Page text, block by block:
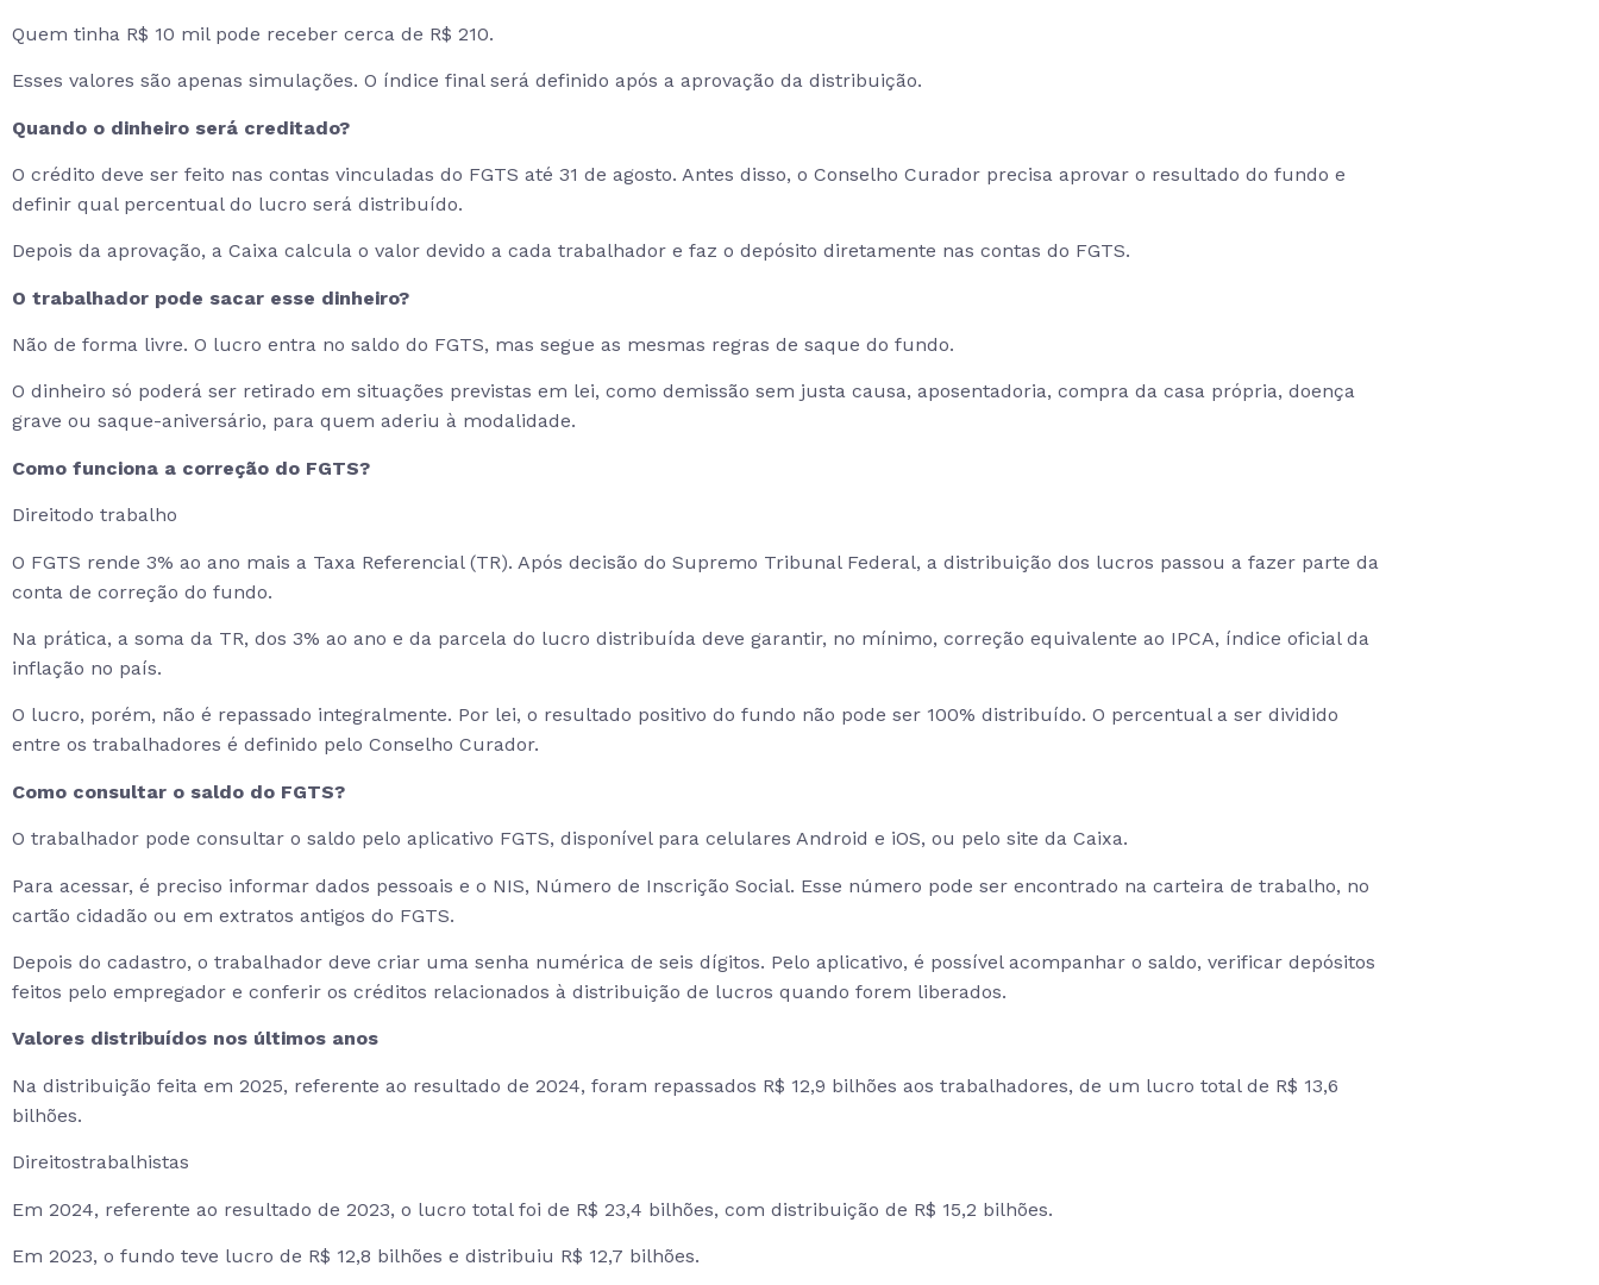
Quem tinha R$ 10 mil pode receber cerca de R$ 210.
Esses valores são apenas simulações. O índice final será definido após a aprovação da distribuição.
Quando o dinheiro será creditado?
O crédito deve ser feito nas contas vinculadas do FGTS até 31 de agosto. Antes disso, o Conselho Curador precisa aprovar o resultado do fundo e
definir qual percentual do lucro será distribuído.
Depois da aprovação, a Caixa calcula o valor devido a cada trabalhador e faz o depósito diretamente nas contas do FGTS.
O trabalhador pode sacar esse dinheiro?
Não de forma livre. O lucro entra no saldo do FGTS, mas segue as mesmas regras de saque do fundo.
O dinheiro só poderá ser retirado em situações previstas em lei, como demissão sem justa causa, aposentadoria, compra da casa própria, doença
grave ou saque-aniversário, para quem aderiu à modalidade.
Como funciona a correção do FGTS?
Direitodo trabalho
O FGTS rende 3% ao ano mais a Taxa Referencial (TR). Após decisão do Supremo Tribunal Federal, a distribuição dos lucros passou a fazer parte da
conta de correção do fundo.
Na prática, a soma da TR, dos 3% ao ano e da parcela do lucro distribuída deve garantir, no mínimo, correção equivalente ao IPCA, índice oficial da
inflação no país.
O lucro, porém, não é repassado integralmente. Por lei, o resultado positivo do fundo não pode ser 100% distribuído. O percentual a ser dividido
entre os trabalhadores é definido pelo Conselho Curador.
Como consultar o saldo do FGTS?
O trabalhador pode consultar o saldo pelo aplicativo FGTS, disponível para celulares Android e iOS, ou pelo site da Caixa.
Para acessar, é preciso informar dados pessoais e o NIS, Número de Inscrição Social. Esse número pode ser encontrado na carteira de trabalho, no
cartão cidadão ou em extratos antigos do FGTS.
Depois do cadastro, o trabalhador deve criar uma senha numérica de seis dígitos. Pelo aplicativo, é possível acompanhar o saldo, verificar depósitos
feitos pelo empregador e conferir os créditos relacionados à distribuição de lucros quando forem liberados.
Valores distribuídos nos últimos anos
Na distribuição feita em 2025, referente ao resultado de 2024, foram repassados R$ 12,9 bilhões aos trabalhadores, de um lucro total de R$ 13,6
bilhões.
Direitostrabalhistas
Em 2024, referente ao resultado de 2023, o lucro total foi de R$ 23,4 bilhões, com distribuição de R$ 15,2 bilhões.
Em 2023, o fundo teve lucro de R$ 12,8 bilhões e distribuiu R$ 12,7 bilhões.